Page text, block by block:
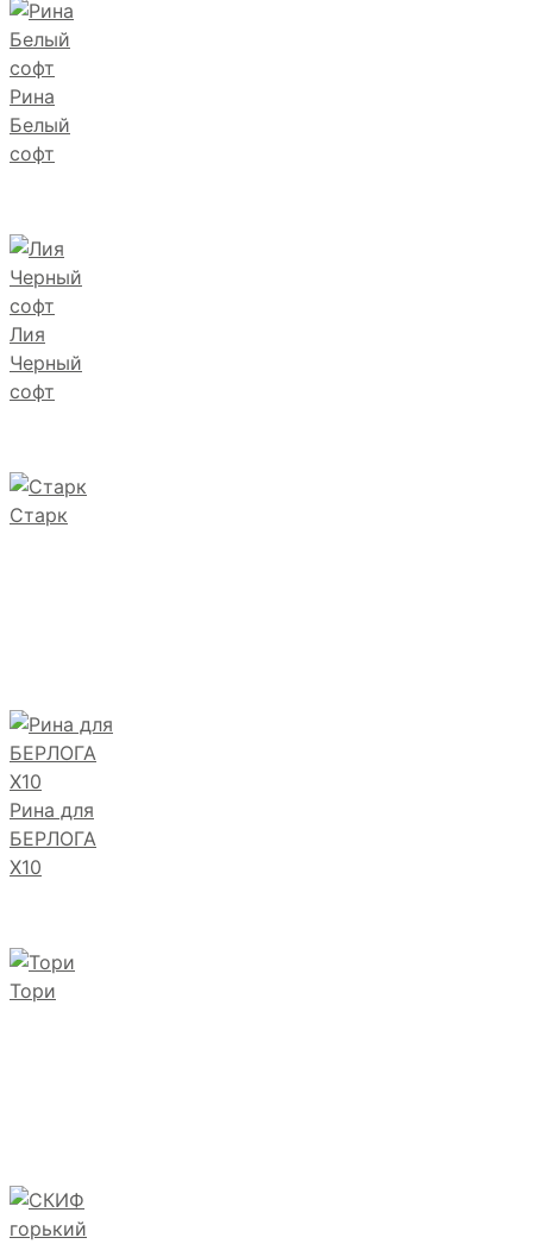
Рина
Белый
софт
Лия
Черный
софт
Старк
Рина для
БЕРЛОГА
Х10
Тори